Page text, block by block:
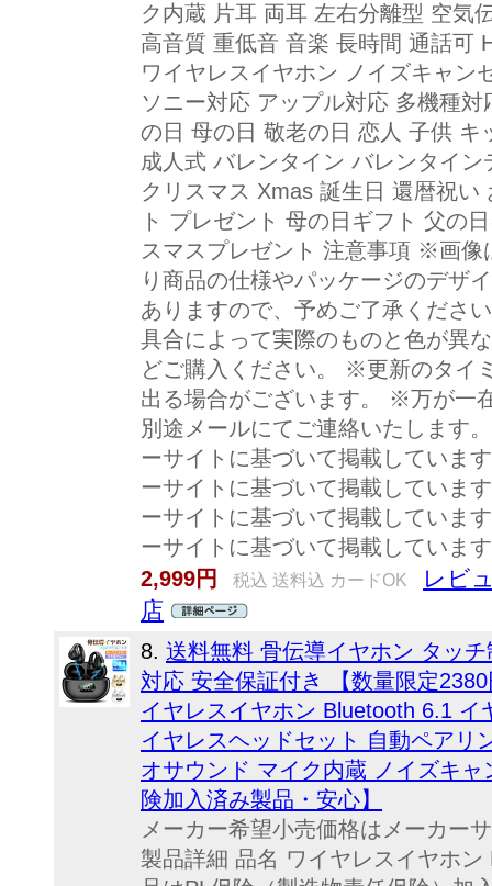
ク内蔵 片耳 両耳 左右分離型 空気
高音質 重低音 音楽 長時間 通話可
ワイヤレスイヤホン ノイズキャン
ソニー対応 アップル対応 多機種
の日 母の日 敬老の日 恋人 子供
成人式 バレンタイン バレンタイ
クリスマス Xmas 誕生日 還暦祝
ト プレゼント 母の日ギフト 父の
スマスプレゼント 注意事項 ※画像
り商品の仕様やパッケージのデザ
ありますので、予めご了承くださ
具合によって実際のものと色が異
どご購入ください。 ※更新のタイ
出る場合がございます。 ※万が一
別途メールにてご連絡いたします
ーサイトに基づいて掲載していま
ーサイトに基づいて掲載していま
ーサイトに基づいて掲載していま
ーサイトに基づいて掲載しています
2,999円
税込 送料込 カードOK
レビ
店
8. 送料無料 骨伝導イヤホン タッ
対応 安全保証付き 【数量限定
イヤレスイヤホン Bluetooth 6.1
イヤレスヘッドセット 自動ペアリ
オサウンド マイク内蔵 ノイズキ
険加入済み製品・安心】
メーカー希望小売価格はメーカー
製品詳細 品名 ワイヤレスイヤホ